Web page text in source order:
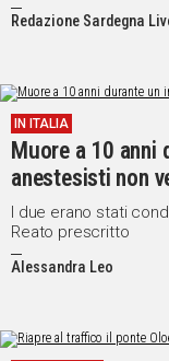
EVENTI
VIDEO
Redazione Sardegna
IN ITALIA
Muore a 10 anni
anestesisti non
I due erano stati
Reato prescritto
Alessandra Leo